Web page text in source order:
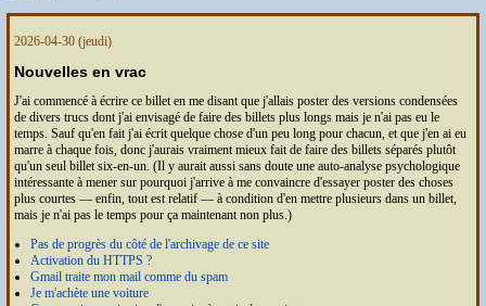
2026-04-30(jeudi)
Nouvelles en vrac
J'ai commencé à écrire ce billet en me disant que j'allais poster des versions condensées
de divers trucs dont j'ai envisagé de faire des billets plus longs mais je n'ai pas eu le
temps. Sauf qu'en fait j'ai écrit quelque chose d'un peu long pour chacun, et que j'en ai eu
marre à chaque fois, donc j'aurais vraiment mieux fait de faire des billets séparés plutôt
qu'un seul billet six-en-un. (Il y aurait aussi sans doute une auto-analyse psychologique
intéressante à mener sur pourquoi j'arrive à me convaincre d'essayer poster des choses
plus courtes — enfin, tout est relatif — à condition d'en mettre plusieurs dans un billet,
mais je n'ai pas le temps pour ça maintenant non plus.)
Pas de progrès du côté de l'archivage de ce site
Activation du HTTPS ?
Gmail traite mon mail comme du spam
Je m'achète une voiture